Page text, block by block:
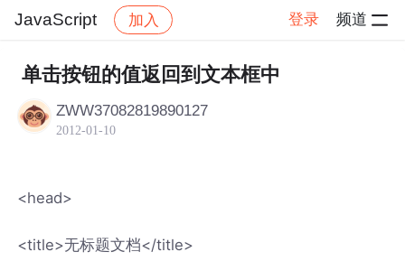
JavaScript 加入 登录 频道
社区 JavaScript 帖子详情
单击按钮的值返回到文本框中
ZWW37082819890127
2012-01-10
<head>
<title>无标题文档</title>